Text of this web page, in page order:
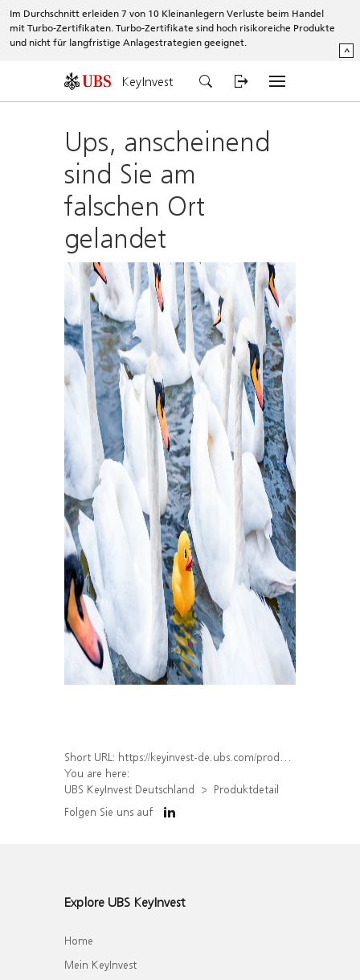
Im Durchschnitt erleiden 7 von 10 Kleinanlegern Verluste beim Handel
mit Turbo-Zertifikaten. Turbo-Zertifikate sind hoch risikoreiche Produkte
und nicht für langfristige Anlagestrategien geeignet.
^
KeyInvest
Ups, anscheinend
sind Sie am
falschen Ort
gelandet
Short URL: https://keyinvest-de.ubs.com/produkt/detail/index/isin/DE000WA8BTD6
You are here:
UBS KeyInvest Deutschland
Produktdetail
Folgen Sie uns auf
Explore UBS KeyInvest
Home
Mein KeyInvest